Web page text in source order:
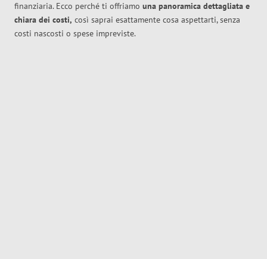
finanziaria. Ecco perché ti offriamo una panoramica dettagliata e
chiara dei costi, così saprai esattamente cosa aspettarti, senza
costi nascosti o spese impreviste.